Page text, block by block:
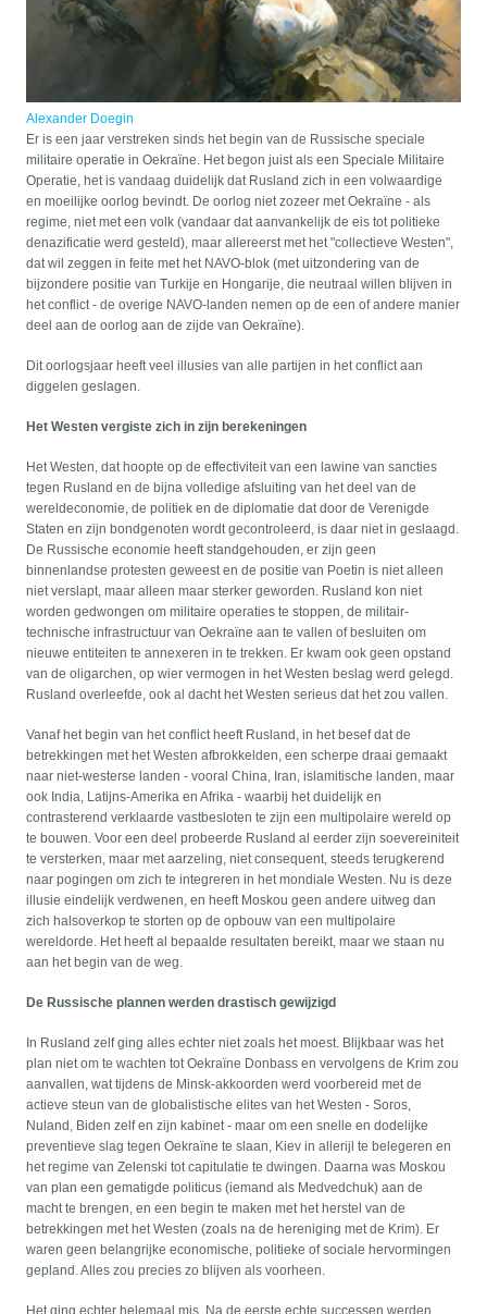
Alexander Doegin
Er is een jaar verstreken sinds het begin van de Russische speciale
militaire operatie in Oekraïne. Het begon juist als een Speciale Militaire
Operatie, het is vandaag duidelijk dat Rusland zich in een volwaardige
en moeilijke oorlog bevindt. De oorlog niet zozeer met Oekraïne - als
regime, niet met een volk (vandaar dat aanvankelijk de eis tot politieke
denazificatie werd gesteld), maar allereerst met het "collectieve Westen",
dat wil zeggen in feite met het NAVO-blok (met uitzondering van de
bijzondere positie van Turkije en Hongarije, die neutraal willen blijven in
het conflict - de overige NAVO-landen nemen op de een of andere manier
deel aan de oorlog aan de zijde van Oekraïne).
Dit oorlogsjaar heeft veel illusies van alle partijen in het conflict aan
diggelen geslagen.
Het Westen vergiste zich in zijn berekeningen
Het Westen, dat hoopte op de effectiviteit van een lawine van sancties
tegen Rusland en de bijna volledige afsluiting van het deel van de
wereldeconomie, de politiek en de diplomatie dat door de Verenigde
Staten en zijn bondgenoten wordt gecontroleerd, is daar niet in geslaagd.
De Russische economie heeft standgehouden, er zijn geen
binnenlandse protesten geweest en de positie van Poetin is niet alleen
niet verslapt, maar alleen maar sterker geworden. Rusland kon niet
worden gedwongen om militaire operaties te stoppen, de militair-
technische infrastructuur van Oekraïne aan te vallen of besluiten om
nieuwe entiteiten te annexeren in te trekken. Er kwam ook geen opstand
van de oligarchen, op wier vermogen in het Westen beslag werd gelegd.
Rusland overleefde, ook al dacht het Westen serieus dat het zou vallen.
Vanaf het begin van het conflict heeft Rusland, in het besef dat de
betrekkingen met het Westen afbrokkelden, een scherpe draai gemaakt
naar niet-westerse landen - vooral China, Iran, islamitische landen, maar
ook India, Latijns-Amerika en Afrika - waarbij het duidelijk en
contrasterend verklaarde vastbesloten te zijn een multipolaire wereld op
te bouwen. Voor een deel probeerde Rusland al eerder zijn soevereiniteit
te versterken, maar met aarzeling, niet consequent, steeds terugkerend
naar pogingen om zich te integreren in het mondiale Westen. Nu is deze
illusie eindelijk verdwenen, en heeft Moskou geen andere uitweg dan
zich halsoverkop te storten op de opbouw van een multipolaire
wereldorde. Het heeft al bepaalde resultaten bereikt, maar we staan nu
aan het begin van de weg.
De Russische plannen werden drastisch gewijzigd
In Rusland zelf ging alles echter niet zoals het moest. Blijkbaar was het
plan niet om te wachten tot Oekraïne Donbass en vervolgens de Krim zou
aanvallen, wat tijdens de Minsk-akkoorden werd voorbereid met de
actieve steun van de globalistische elites van het Westen - Soros,
Nuland, Biden zelf en zijn kabinet - maar om een snelle en dodelijke
preventieve slag tegen Oekraïne te slaan, Kiev in allerijl te belegeren en
het regime van Zelenski tot capitulatie te dwingen. Daarna was Moskou
van plan een gematigde politicus (iemand als Medvedchuk) aan de
macht te brengen, en een begin te maken met het herstel van de
betrekkingen met het Westen (zoals na de hereniging met de Krim). Er
waren geen belangrijke economische, politieke of sociale hervormingen
gepland. Alles zou precies zo blijven als voorheen.
Het ging echter helemaal mis. Na de eerste echte successen werden